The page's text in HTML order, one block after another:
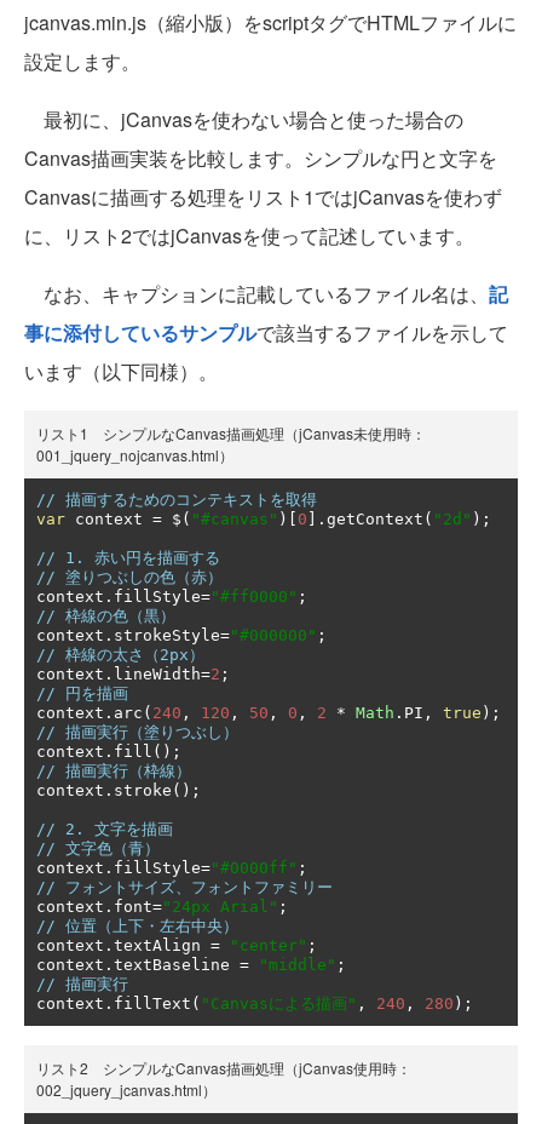
jcanvas.min.js（縮小版）をscriptタグでHTMLファイルに
設定します。
最初に、jCanvasを使わない場合と使った場合の
Canvas描画実装を比較します。シンプルな円と文字を
Canvasに描画する処理をリスト1ではjCanvasを使わず
に、リスト2ではjCanvasを使って記述しています。
なお、キャプションに記載しているファイル名は、 記
事に添付しているサンプルで該当するファイルを示して
います（以下同様）。
リスト1 シンプルなCanvas描画処理（jCanvas未使用時：
001_jquery_nojcanvas.html）
// 描画するためのコンテキストを取得
var context = $ ( "#canvas" )[ 0 ]. getContext ( "2d" );
// 1. 赤い円を描画する
// 塗りつぶしの色（赤）
context . fillStyle="#ff0000" ;
// 枠線の色（黒）
context . strokeStyle="#000000" ;
// 枠線の太さ（2px）
context . lineWidth=2 ;
// 円を描画
context . arc ( 240 , 120 , 50 , 0 , 2 * Math . PI , true );
// 描画実行（塗りつぶし）
context . fill ();
// 描画実行（枠線）
context . stroke ();
// 2. 文字を描画
// 文字色（青）
context . fillStyle="#0000ff" ;
// フォントサイズ、フォントファミリー
context . font="24px Arial" ;
// 位置（上下・左右中央）
context . textAlign = "center" ;
context . textBaseline = "middle" ;
// 描画実行
context . fillText ( "Canvasによる描画" , 240 , 280 );
リスト2 シンプルなCanvas描画処理（jCanvas使用時：
002_jquery_jcanvas.html）